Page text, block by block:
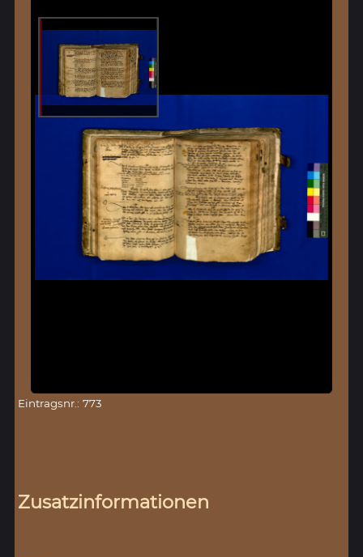
Eintragsnr.: 773
Zusatzinformationen